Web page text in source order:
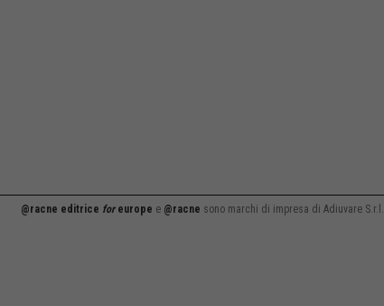
@racne editrice foreurope e @racne sono marchi di impresa di Adiuvare S.r.l.